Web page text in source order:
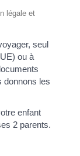
légale et
seul
ou à
donnons les
enfant
2 parents.